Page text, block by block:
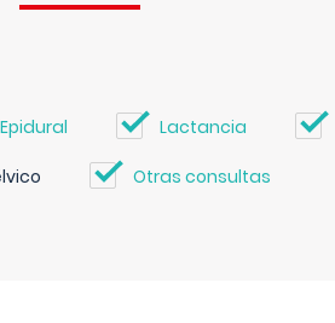
Epidural Lactancia
Otras consultas